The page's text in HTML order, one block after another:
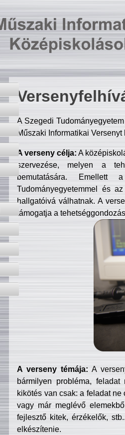
A Szegedi
Műszaki Informatikai
A verseny célja: A
szervezése, melyen a
bemutatására. Emellett
Tudományegyetemmel és
hallgatóivá válhatnak. A
támogatja a
A verseny témája: A
bármilyen probléma, feladat
kikötés van csak: a feladat
vagy már meglévő
fejlesztő kitek, érzékelők,
elkészítenie.